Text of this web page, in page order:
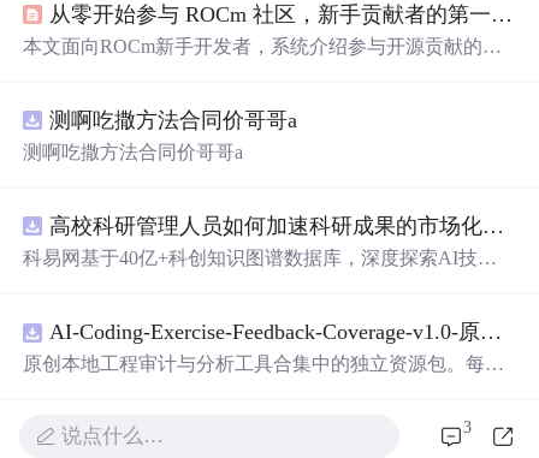
也可能被静态修改或Hook。为了提高安全性，文章建议结
合其他防御措施如防止dylib注入、代码混淆和二进制签名
从零开始参与 ROCm 社区，新手贡献者的第一步怎么走
本文面向ROCm新手开发者，系统介绍参与开源贡献的可
迁移与手动优化；第三步聚焦算子优化，通过Profiling定位
性能瓶颈，在SGLang/TileLang等项目中解决Good First Issu
测啊吃撒方法合同价哥哥a
测啊吃撒方法合同价哥哥a
高校科研管理人员如何加速科研成果的市场化转化？.docx
科易网基于40亿+科创知识图谱数据库，深度探索AI技术
新领域的AI+数智化解决方案，推动科技创新与产业创新
智能化发展。
AI-Coding-Exercise-Feedback-Coverage-v1.0-原创源码与文档.zip
原创本地工程审计与分析工具合集中的独立资源包。每个
README、运行说明、功能清单、MIT License及原创与授
说点什么… 3